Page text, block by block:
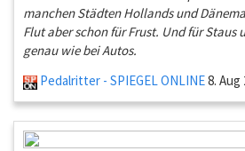
manchen Städten Hollands und
Flut aber schon für Frust. Und für Staus
genau wie bei Autos.
Pedalritter - SPIEGEL ONLINE8. Aug